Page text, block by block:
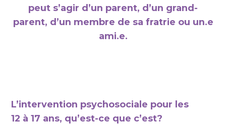
peut s’agir d’un parent, d’un grand-
parent, d’un membre de sa fratrie ou un.e
ami.e.
L’intervention psychosociale pour les
12 à 17 ans, qu’est-ce que c’est?